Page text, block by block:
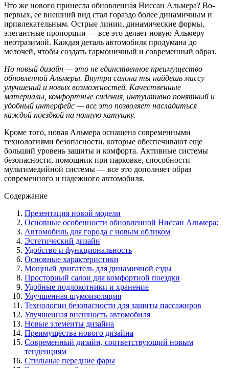
Что же нового принесла обновленная Ниссан Альмера? Во-
первых, ее внешний вид стал гораздо более динамичным и
привлекательным. Острые линии, динамические формы,
элегантные пропорции — все это делает новую Альмеру
неотразимой. Каждая деталь автомобиля продумана до
мелочей, чтобы создать гармоничный и современный образ.
Но новый дизайн — это не единственное преимущество
обновленной Альмеры. Внутри салона ты найдешь массу
улучшений и новых возможностей. Качественные
материалы, комфортные сидения, интуитивно понятный и
удобный интерфейс — все это позволяет насладиться
каждой поездкой на полную катушку.
Кроме того, новая Альмера оснащена современными
технологиями безопасности, которые обеспечивают еще
больший уровень защиты и комфорта. Активные системы
безопасности, помощник при парковке, способности
мультимедийной системы — все это дополняет образ
современного и надежного автомобиля.
Содержание
Презентация новой модели
Основные особенности обновленной Ниссан Альмера:
Автомобиль для города с новым обликом
Эстетический дизайн
Удобство и функциональность
Основные характеристики
Мощный двигатель для динамичной езды
Просторный салон для комфортной поездки
Удобные подлокотники и хранение
Улучшенная шумоизоляция
Технологии безопасности для защиты пассажиров
Улучшенная внешность автомобиля
Новые элементы дизайна
Преимущества нового дизайна
Современный дизайн, соответствующий новым
тенденциям
Стильные передние фары